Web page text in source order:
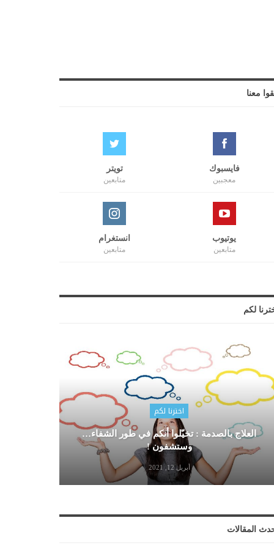
معنا
فايسبوك
معجبين
تويتر
متابعين
يوتيوب
متابعين
انستغرام
متابعين
لكم
اخترنا لكم
العلاج بالصدمة : تخيّلوا أنكم في طور الشفاء…
وستشفون !
أبريل 12, 2021
المقالات